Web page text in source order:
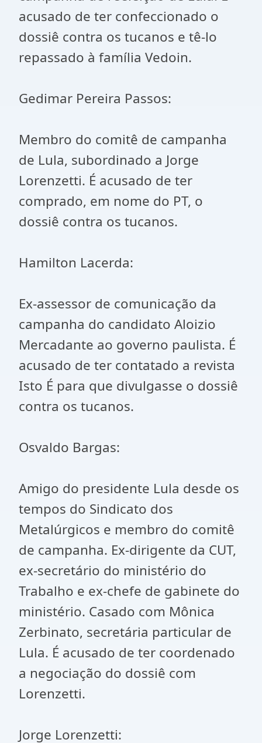
acusado de ter confeccionado o
dossiê contra os tucanos e tê-lo
repassado à família Vedoin.
Gedimar Pereira Passos:
Membro do comitê de campanha
de Lula, subordinado a Jorge
Lorenzetti. É acusado de ter
comprado, em nome do PT, o
dossiê contra os tucanos.
Hamilton Lacerda:
Ex-assessor de comunicação da
campanha do candidato Aloizio
Mercadante ao governo paulista. É
acusado de ter contatado a revista
Isto É para que divulgasse o dossiê
contra os tucanos.
Osvaldo Bargas:
Amigo do presidente Lula desde os
tempos do Sindicato dos
Metalúrgicos e membro do comitê
de campanha. Ex-dirigente da CUT,
ex-secretário do ministério do
Trabalho e ex-chefe de gabinete do
ministério. Casado com Mônica
Zerbinato, secretária particular de
Lula. É acusado de ter coordenado
a negociação do dossiê com
Lorenzetti.
Jorge Lorenzetti: